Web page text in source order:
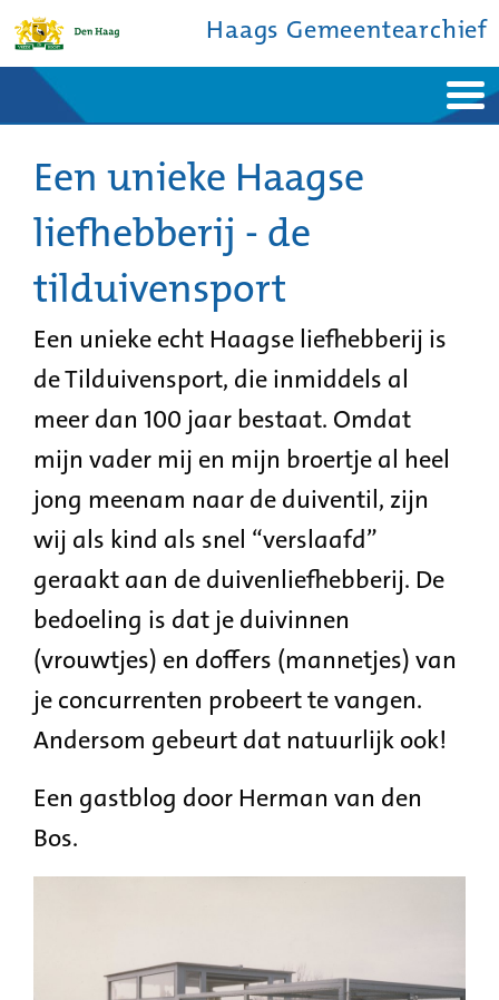
Haags Gemeentearchief
Ontdek de stad
De studiezaal
Bronnen en collecties
Over ons
Contact
Een unieke Haagse
liefhebberij - de
tilduivensport
Een unieke echt Haagse liefhebberij is
de Tilduivensport, die inmiddels al
meer dan 100 jaar bestaat. Omdat
mijn vader mij en mijn broertje al heel
jong meenam naar de duiventil, zijn
wij als kind als snel “verslaafd”
geraakt aan de duivenliefhebberij. De
bedoeling is dat je duivinnen
(vrouwtjes) en doffers (mannetjes) van
je concurrenten probeert te vangen.
Andersom gebeurt dat natuurlijk ook!
Een gastblog door Herman van den
Bos.